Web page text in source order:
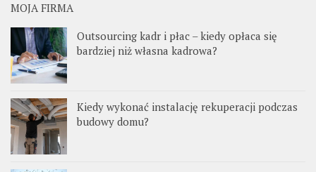
MOJA FIRMA
Outsourcing kadr i płac – kiedy opłaca się
bardziej niż własna kadrowa?
Kiedy wykonać instalację rekuperacji podczas
budowy domu?